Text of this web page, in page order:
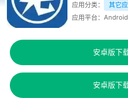
应用分类：
其它
应用平台：Android
安卓版下
安卓版下